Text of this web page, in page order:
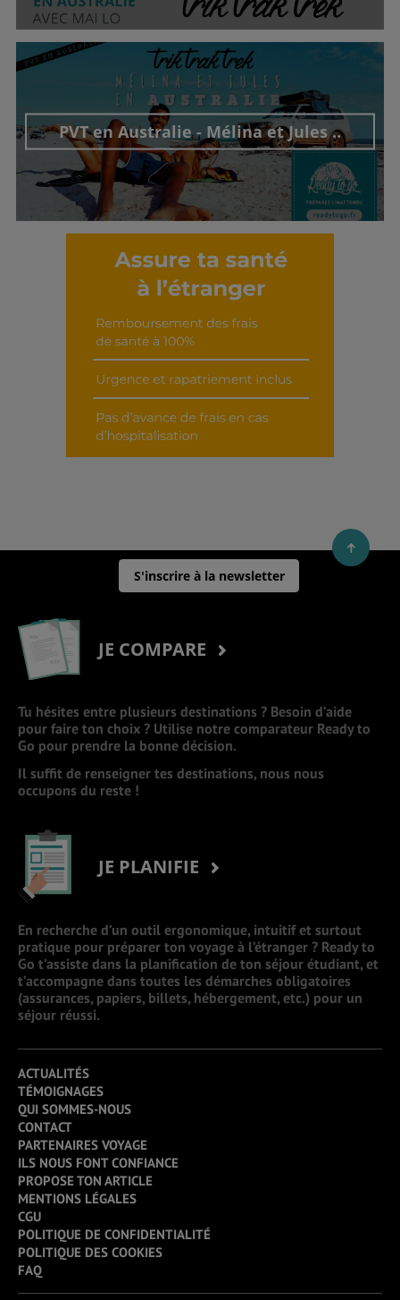
Découvrir cet interview
PVT en Australie - Mélina et Jules ..
Découvrir cet interview
S'inscrire à la newsletter
JE COMPARE
Tu hésites entre plusieurs destinations ? Besoin d’aide
pour faire ton choix ? Utilise notre comparateur Ready to
Go pour prendre la bonne décision.
Il suffit de renseigner tes destinations, nous nous
occupons du reste !
JE PLANIFIE
En recherche d’un outil ergonomique, intuitif et surtout
pratique pour préparer ton voyage à l’étranger ? Ready to
Go t’assiste dans la planification de ton séjour étudiant, et
t’accompagne dans toutes les démarches obligatoires
(assurances, papiers, billets, hébergement, etc.) pour un
séjour réussi.
ACTUALITÉS
TÉMOIGNAGES
QUI SOMMES-NOUS
CONTACT
PARTENAIRES VOYAGE
ILS NOUS FONT CONFIANCE
PROPOSE TON ARTICLE
MENTIONS LÉGALES
CGU
POLITIQUE DE CONFIDENTIALITÉ
POLITIQUE DES COOKIES
FAQ